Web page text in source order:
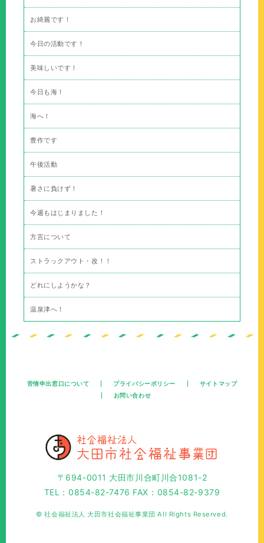
お綺麗です！
今日の活動です！
美味しいです！
今日も海！
海へ！
豊作です
午後活動
暑さに負けず！
今週もはじまりました！
方言について
ストラックアウト・改！！
どれにしようかな？
温泉津へ！
苦情申出窓口について プライバシーポリシー
サイトマップ
お問い合わせ
〒694-0011 大田市川合町川合1081-2
TEL：0854-82-7476 FAX：0854-82-9379
© 社会福祉法人 大田市社会福祉事業団 All Rights Reserved.